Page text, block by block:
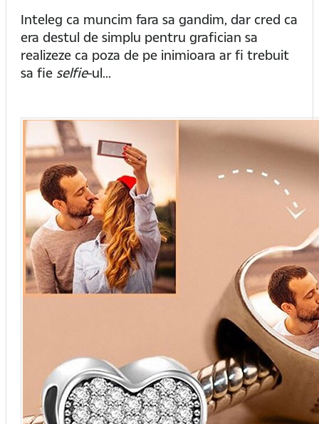
Inteleg ca muncim fara sa gandim, dar cred ca
era destul de simplu pentru grafician sa
realizeze ca poza de pe inimioara ar fi trebuit
sa fie selfie-ul...